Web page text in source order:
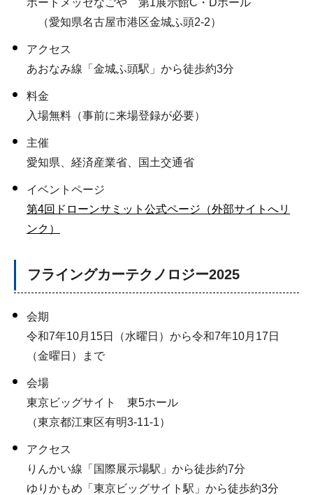
ポートメッセなごや 第1展示館C・Dホール
（愛知県名古屋市港区金城ふ頭2-2）
アクセス
あおなみ線「金城ふ頭駅」から徒歩約3分
料金
入場無料（事前に来場登録が必要）
主催
愛知県、経済産業省、国土交通省
イベントページ
第4回ドローンサミット公式ページ（外部サイトへリ
ンク）
フライングカーテクノロジー2025
会期
令和7年10月15日（水曜日）から令和7年10月17日
（金曜日）まで
会場
東京ビッグサイト 東5ホール
（東京都江東区有明3-11-1）
アクセス
りんかい線「国際展示場駅」から徒歩約7分
ゆりかもめ「東京ビッグサイト駅」から徒歩約3分